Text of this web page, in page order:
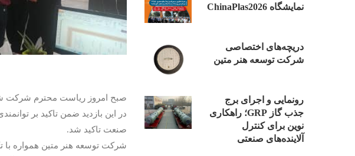
نمایشگاه ChinaPlas2026
دریچه‌های اختصاصی
شرکت توسعه هنر متین
رونمایی و اجرای برج
جذب گاز GRP؛ راهکاری
نوین برای کنترل
آلاینده‌های صنعتی
صبح امروز ریاست محترم شرکت
در این بازدید ضمن تاکید بر
صنعت تاکید شد.
شرکت توسعه هنر متین همواره با